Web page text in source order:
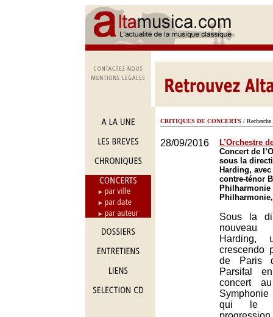
CRITIQUES DE CONCERTS / Recherche
28/09/2016
L’Orchestre
Concert de
sous la
Harding,
contre-ténor
Philharmonie
Sous la
Harding,
crescendo
de Paris
Parsifal
concert
Symphonie
qui le